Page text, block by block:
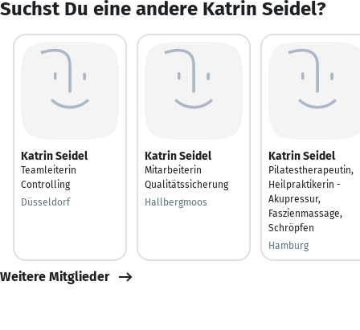
Suchst Du eine andere Katrin Seidel?
Katrin Seidel
Teamleiterin
Controlling
Düsseldorf
Katrin Seidel
Mitarbeiterin
Qualitätssicherung
Hallbergmoos
Katrin Seidel
Pilatestherapeutin,
Heilpraktikerin -
Akupressur,
Faszienmassage,
Schröpfen
Hamburg
Weitere Mitglieder